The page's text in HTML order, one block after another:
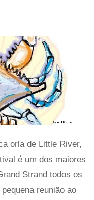
orla de Little River,
é um dos maiores
Strand todos os
reunião ao